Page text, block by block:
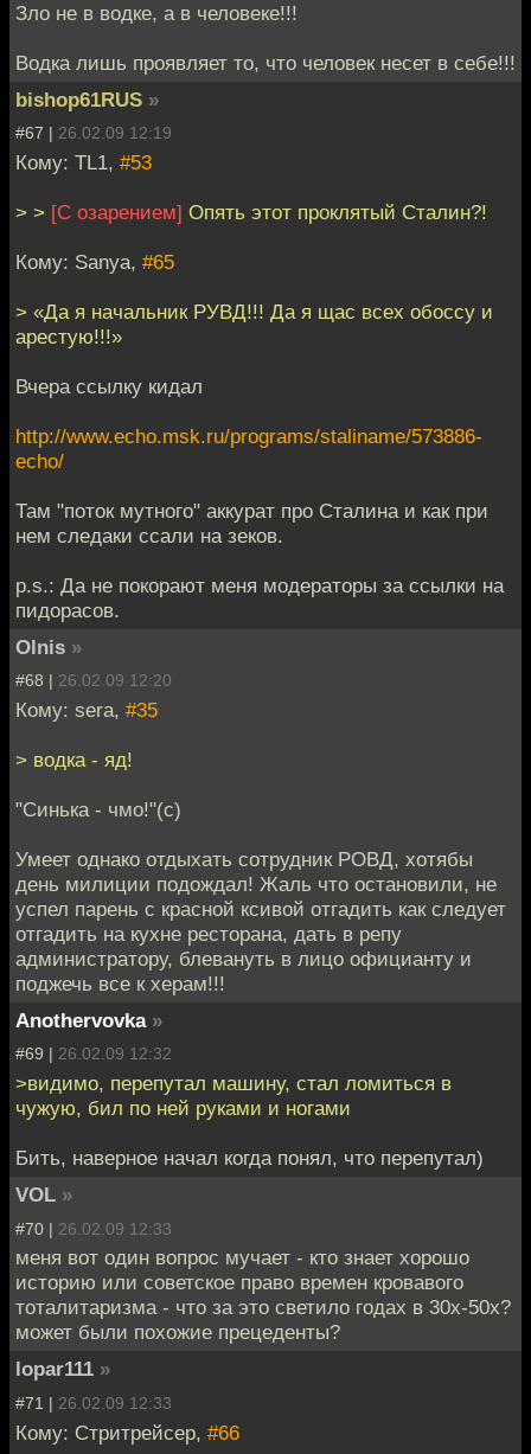
Зло не в водке, а в человеке!!!
Водка лишь проявляет то, что человек несет в себе!!!
bishop61RUS »
#67 | 26.02.09 12:19
Кому: TL1, #53
> > [С озарением] Опять этот проклятый Сталин?!
Кому: Sanya, #65
> «Да я начальник РУВД!!! Да я щас всех обоссу и
арестую!!!»
Вчера ссылку кидал
http://www.echo.msk.ru/programs/staliname/573886-
echo/
Там "поток мутного" аккурат про Сталина и как при
нем следаки ссали на зеков.
p.s.: Да не покорают меня модераторы за ссылки на
пидорасов.
Olnis »
#68 | 26.02.09 12:20
Кому: sera, #35
> водка - яд!
"Синька - чмо!"(с)
Умеет однако отдыхать сотрудник РОВД, хотябы
день милиции подождал! Жаль что остановили, не
успел парень с красной ксивой отгадить как следует
отгадить на кухне ресторана, дать в репу
администратору, блевануть в лицо официанту и
поджечь все к херам!!!
Anothervovka »
#69 | 26.02.09 12:32
>видимо, перепутал машину, стал ломиться в
чужую, бил по ней руками и ногами
Бить, наверное начал когда понял, что перепутал)
VOL »
#70 | 26.02.09 12:33
меня вот один вопрос мучает - кто знает хорошо
историю или советское право времен кровавого
тоталитаризма - что за это светило годах в 30х-50х?
может были похожие прецеденты?
lopar111 »
#71 | 26.02.09 12:33
Кому: Стритрейсер, #66